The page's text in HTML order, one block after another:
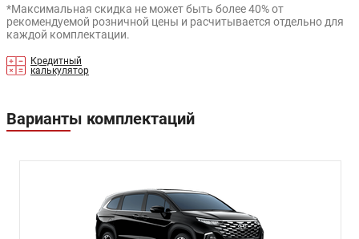
*Максимальная скидка не может быть более 40% от
рекомендуемой розничной цены и расчитывается отдельно для
каждой комплектации.
Кредитный
калькулятор
Варианты комплектаций